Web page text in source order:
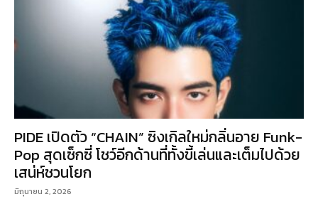
PIDE เปิดตัว “CHAIN” ซิงเกิลใหม่กลิ่นอาย Funk-
Pop สุดเซ็กซี่ โชว์อีกด้านที่ทั้งขี้เล่นและเต็มไปด้วย
เสน่ห์ชวนโยก
มิถุนายน 2, 2026